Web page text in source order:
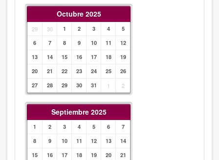
Octubre 2025
29 30 1 2 3 4
5
6
7 8 9 10 11
12
13
14 15 16 17 18
19
20
21 22 23 24 25
26
27
28 29 30 31 1 2
Septiembre 2025
1 2 3 4 5 6
7
8
9 10 11 12 13
14
15
16 17 18 19 20
21